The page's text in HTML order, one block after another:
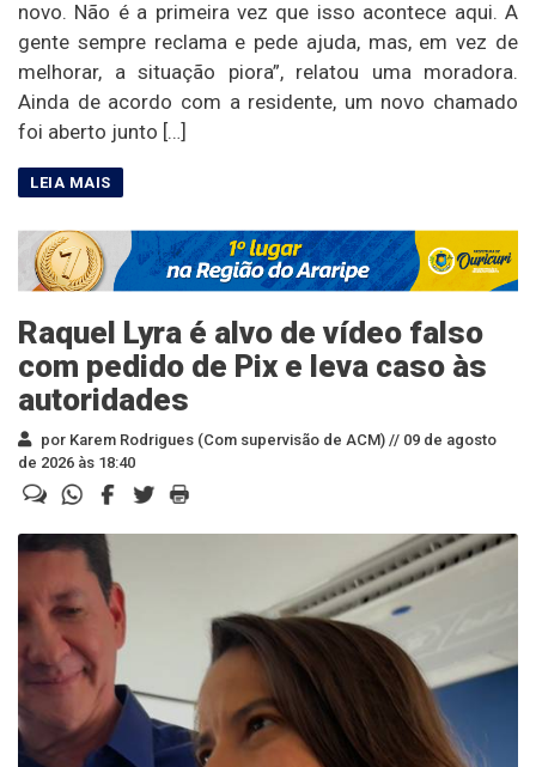
novo. Não é a primeira vez que isso acontece aqui. A
gente sempre reclama e pede ajuda, mas, em vez de
melhorar, a situação piora”, relatou uma moradora.
Ainda de acordo com a residente, um novo chamado
foi aberto junto […]
Raquel Lyra é alvo de vídeo falso
com pedido de Pix e leva caso às
autoridades
por Karem Rodrigues (Com supervisão de ACM) // 09 de agosto
de 2026 às 18:40